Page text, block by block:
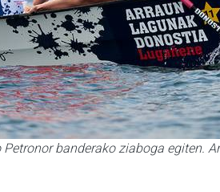
banderako ziaboga egiten.